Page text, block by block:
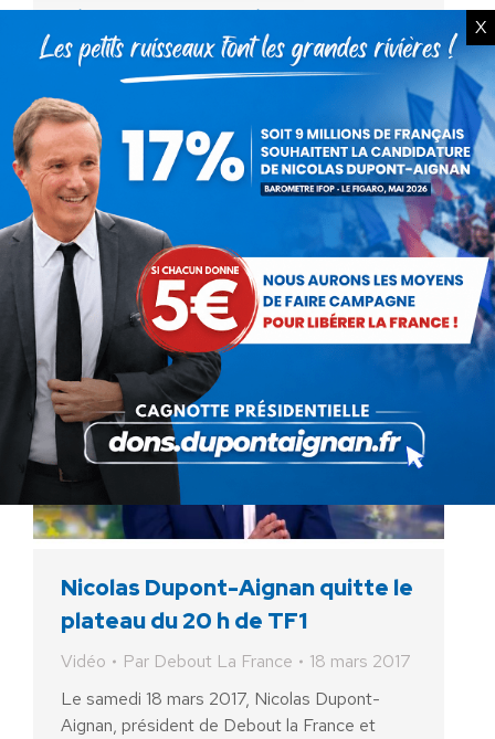
Nicolas Dupont-Aignan dans
Punchline : « j’ai quitté le
plateau de TF1 par indignation »
Vidéo ParDebout La France
19 mars 2017
Le dimanche 19 mars 2017, Nicolas Dupont-
Aignan, président de Debout la France et
candidat à l’élection présidentielle était l’invité
de Laurence Ferrari dans Punchline sur C8
Nicolas Dupont-Aignan quitte le
plateau du 20 h de TF1
Vidéo Par Debout La France
18 mars 2017
Le samedi 18 mars 2017, Nicolas Dupont-
Aignan, président de Debout la France et
X